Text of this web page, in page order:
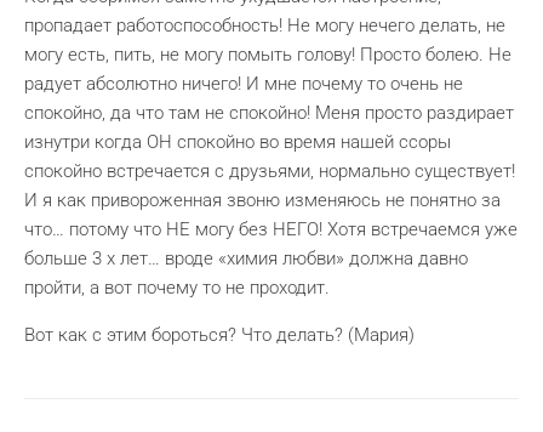
пропадает работоспособность! Не могу нечего делать, не
могу есть, пить, не могу помыть голову! Просто болею. Не
радует абсолютно ничего! И мне почему то очень не
спокойно, да что там не спокойно! Меня просто раздирает
изнутри когда ОН спокойно во время нашей ссоры
спокойно встречается с друзьями, нормально существует!
И я как привороженная звоню изменяюсь не понятно за
что… потому что НЕ могу без НЕГО! Хотя встречаемся уже
больше 3 х лет… вроде «химия любви» должна давно
пройти, а вот почему то не проходит.
Вот как с этим бороться? Что делать? (Мария)